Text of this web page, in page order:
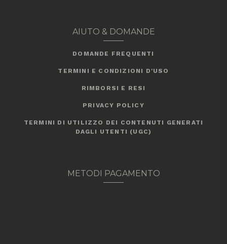
AIUTO & DOMANDE
DOMANDE FREQUENTI
TERMINI E CONDIZIONI D'USO
RIMBORSI E RESI
PRIVACY POLICY
TERMINI DI UTILIZZO DEI CONTENUTI GENERATI
DAGLI UTENTI (UGC)
METODI PAGAMENTO